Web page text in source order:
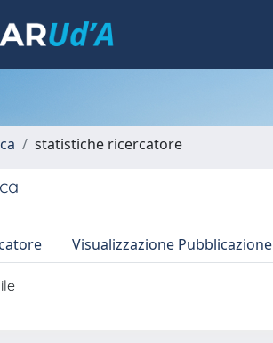
statistiche ricercatore
Visualizzazione Pubblicazione